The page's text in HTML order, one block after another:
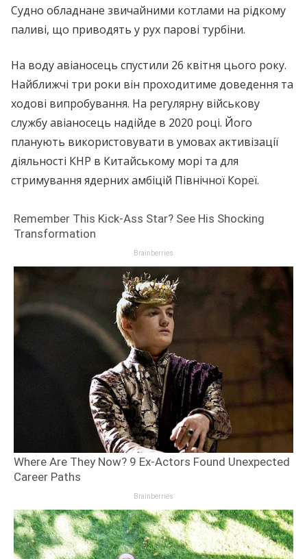
Судно обладнане звичайними котлами на рідкому
паливі, що приводять у рух парові турбіни.
На воду авіаносець спустили 26 квітня цього року.
Найближчі три роки він проходитиме доведення та
ходові випробування. На регулярну військову
службу авіаносець надійде в 2020 році. Його
планують використовувати в умовах активізації
діяльності КНР в Китайському морі та для
стримування ядерних амбіцій Північної Кореї.